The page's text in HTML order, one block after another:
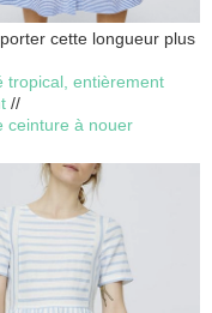
cette longueur plus
tropical, entièrement
//
ceinture à nouer